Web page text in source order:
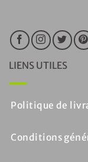
LIENS UTILES
Politique de
Conditions